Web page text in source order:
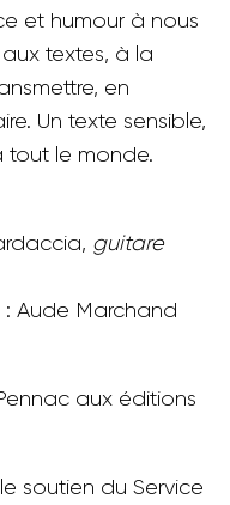
et humour à nous
textes, à la
en
Un texte sensible,
tout le monde.
guitare
Aude Marchand
aux éditions
soutien du Service